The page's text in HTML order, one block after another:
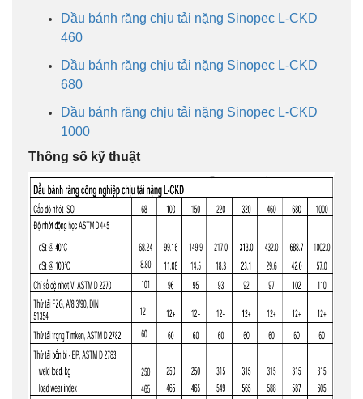
Dầu bánh răng chịu tải nặng Sinopec L-CKD
460
Dầu bánh răng chịu tải nặng Sinopec L-CKD
680
Dầu bánh răng chịu tải nặng Sinopec L-CKD
1000
Thông số kỹ thuật